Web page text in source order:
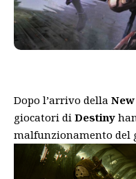
Dopo l’arrivo della
giocatori di Destiny
malfunzionamento del